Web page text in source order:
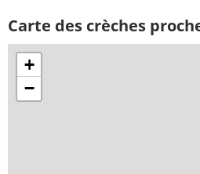
Carte des crèches
+
−